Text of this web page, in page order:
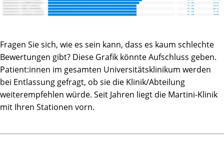
Fragen Sie sich, wie es sein kann, dass es kaum schlechte
Bewertungen gibt? Diese Grafik könnte Aufschluss geben.
Patient:innen im gesamten Universitätsklinikum werden
bei Entlassung gefragt, ob sie die Klinik/Abteilung
weiterempfehlen würde. Seit Jahren liegt die Martini-Klinik
mit Ihren Stationen vorn.